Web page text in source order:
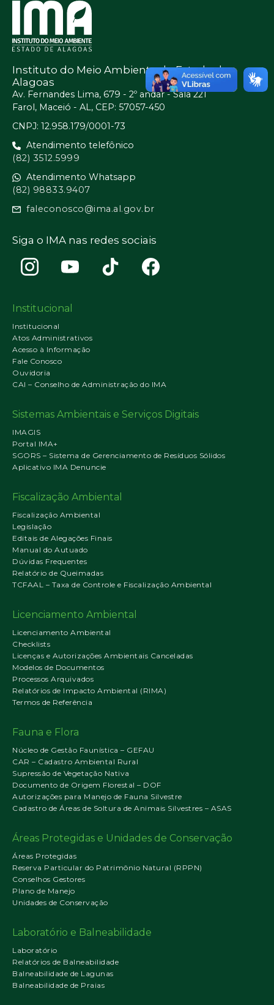
Instituto do Meio Ambiente do Estado de
Alagoas
Av. Fernandes Lima, 679 - 2º andar - Sala 221
Farol, Maceió - AL, CEP: 57057-450
CNPJ: 12.958.179/0001-73
Atendimento telefônico
(82) 3512.5999
Atendimento Whatsapp
(82) 98833.9407
faleconosco@ima.al.gov.br
Siga o IMA nas redes sociais
Institucional
Institucional
Atos Administrativos
Acesso à Informação
Fale Conosco
Ouvidoria
CAI – Conselho de Administração do IMA
Sistemas Ambientais e Serviços Digitais
IMAGIS
Portal IMA+
SGORS – Sistema de Gerenciamento de Resíduos Sólidos
Aplicativo IMA Denuncie
Fiscalização Ambiental
Fiscalização Ambiental
Legislação
Editais de Alegações Finais
Manual do Autuado
Dúvidas Frequentes
Relatório de Queimadas
TCFAAL – Taxa de Controle e Fiscalização Ambiental
Licenciamento Ambiental
Licenciamento Ambiental
Checklists
Licenças e Autorizações Ambientais Canceladas
Modelos de Documentos
Processos Arquivados
Relatórios de Impacto Ambiental (RIMA)
Termos de Referência
Fauna e Flora
Núcleo de Gestão Faunística – GEFAU
CAR – Cadastro Ambiental Rural
Supressão de Vegetação Nativa
Documento de Origem Florestal – DOF
Autorizações para Manejo de Fauna Silvestre
Cadastro de Áreas de Soltura de Animais Silvestres – ASAS
Áreas Protegidas e Unidades de Conservação
Áreas Protegidas
Reserva Particular do Patrimônio Natural (RPPN)
Conselhos Gestores
Plano de Manejo
Unidades de Conservação
Laboratório e Balneabilidade
Laboratório
Relatórios de Balneabilidade
Balneabilidade de Lagunas
Balneabilidade de Praias